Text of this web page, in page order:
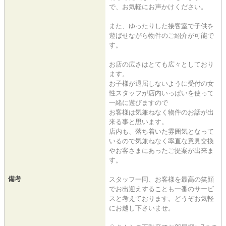
備考
で、お気軽にお声かけください。
また、ゆったりした接客室で子供を
遊ばせながら物件のご紹介が可能で
す。
お店の広さはとても広々としており
ます。
お子様が退屈しないように受付の女
性スタッフが店内いっぱいを使って
一緒に遊びますので
お客様は気兼ねなく物件のお話が出
来る事と思います。
店内も、落ち着いた雰囲気となって
いるので気兼ねなく率直な意見交換
やお客さまにあったご提案が出来ま
す。
スタッフ一同、お客様を最高の笑顔
でお出迎えすることも一番のサービ
スと考えております。どうぞお気軽
にお越し下さいませ。